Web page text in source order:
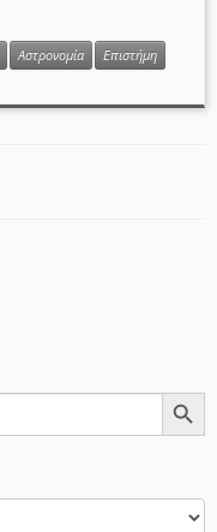
Αστρονομία Επιστήμη
Search Button